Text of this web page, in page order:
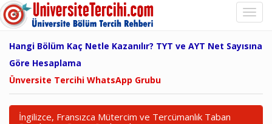
Hangi Bölüm Kaç Netle Kazanılır? TYT ve AYT Net Sayısına
Göre Hesaplama
Ünversite Tercihi WhatsApp Grubu
İngilizce, Fransızca Mütercim ve Tercümanlık Taban